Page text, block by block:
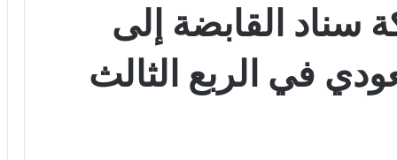
القابضة إلى
في الربع الثالث